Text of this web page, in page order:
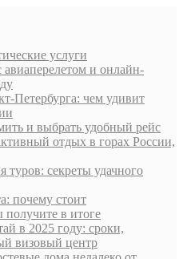
услуги
и онлайн-
Петербурга: чем удивит
и выбрать удобный рейс
отдых в горах России,
туров: секреты удачного
почему стоит
получите в итоге
в 2025 году: сроки,
визовый центр